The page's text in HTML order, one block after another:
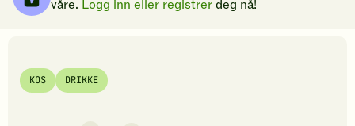
våre. Logg inn eller registrerdeg nå!
KOS DRIKKE